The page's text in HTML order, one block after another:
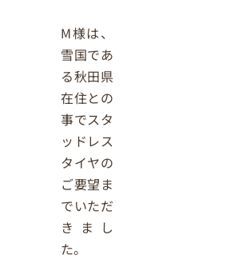
M様は、
雪国であ
る秋田県
在住との
事でスタ
ッドレス
タイヤの
ご要望ま
でいただ
きまし
た。